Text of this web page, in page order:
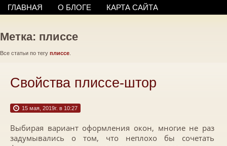
ГЛАВНАЯ О БЛОГЕ КАРТА САЙТА
Метка: плиссе
Все статьи по тегу плиссе
Свойства плиссе-штор
15 мая, 2019г. в 10:27
Выбирая вариант оформления окон, многие не раз
задумывались о том, что неплохо бы сочетать